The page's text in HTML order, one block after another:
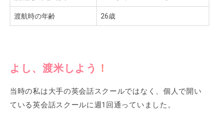
渡航時の年齢 26歳
よし、渡米しよう！
当時の私は大手の英会話スクールではなく、個人で開い
ている英会話スクールに週1回通っていました。